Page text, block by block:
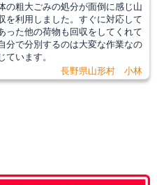
の粗大ごみの処分が面倒に感じ山
を利用しました。すぐに対応して
った他の荷物も回収をしてくれて
分で分別するのは大変な作業なの
ています。
長野県山形村 小林